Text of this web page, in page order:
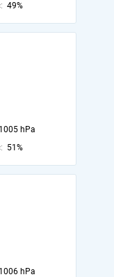
49%
1005 hPa
51%
1006 hPa